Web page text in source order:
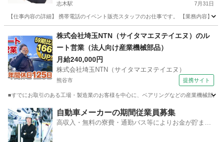
志木駅 7月31日
【仕事内容の詳細】 携帯電話のイベント販売スタッフのお仕事です。 【業務内容】
志木駅 販売 業務
株式会社埼玉NTN（サイタマエヌテイエヌ）のル
ート営業（法人向け産業機械部品）
月給240,000円
株式会社埼玉NTN（サイタマエヌテイエヌ）
熊谷市 提携サイト
■すでにお取引のある工場・製造業のお客様を中心に、ベアリングなどの産業機械部
埼玉 熊谷市 代理店営業
自動車メーカーの期間従業員募集
高収入・無料の寮費・通勤バス等によりお金が貯まり